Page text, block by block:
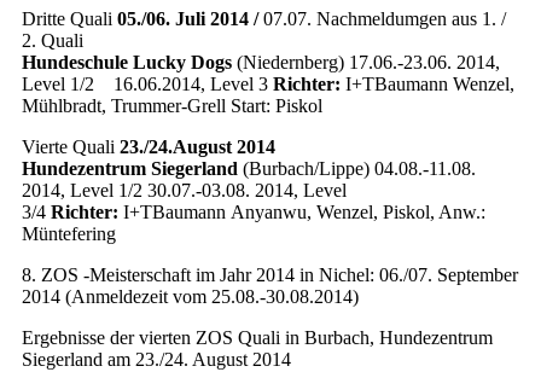
Dritte Quali 05./06. Juli 2014 /07.07. Nachmeldumgen aus 1. /
2. Quali
Hundeschule Lucky Dogs(Niedernberg) 17.06.-23.06. 2014,
Level 1/2 16.06.2014, Level 3Richter: I+TBaumann Wenzel,
Mühlbradt, Trummer-Grell Start: Piskol
Vierte Quali 23./24.August 2014
Hundezentrum Siegerland (Burbach/Lippe) 04.08.-11.08.
2014, Level 1/2 30.07.-03.08. 2014, Level
3/4Richter: I+TBaumann Anyanwu, Wenzel, Piskol, Anw.:
Müntefering
8. ZOS -Meisterschaft im Jahr 2014 in Nichel: 06./07. September
2014 (Anmeldezeit vom 25.08.-30.08.2014)
Ergebnisse der vierten ZOS Quali in Burbach, Hundezentrum
Siegerland am 23./24. August 2014